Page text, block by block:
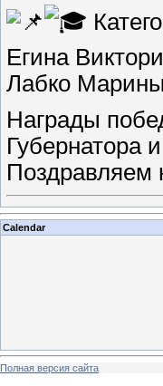
Егина
Лабко
Награды
Губернатора
Поздравляем
Calendar
Полная версия сайта